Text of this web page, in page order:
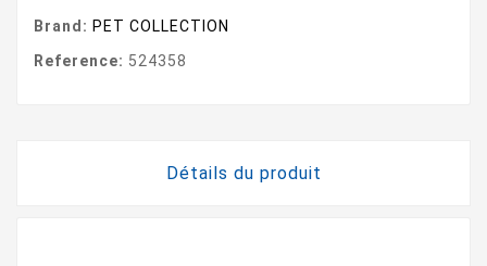
Brand: PET COLLECTION
Reference: 524358
Détails du produit